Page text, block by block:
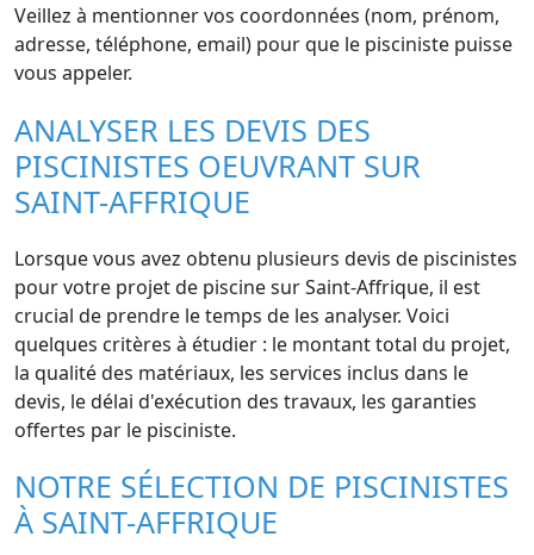
Veillez à mentionner vos coordonnées (nom, prénom,
adresse, téléphone, email) pour que le pisciniste puisse
vous appeler.
ANALYSER LES DEVIS DES
PISCINISTES OEUVRANT SUR
SAINT-AFFRIQUE
Lorsque vous avez obtenu plusieurs devis de piscinistes
pour votre projet de piscine sur Saint-Affrique, il est
crucial de prendre le temps de les analyser. Voici
quelques critères à étudier : le montant total du projet,
la qualité des matériaux, les services inclus dans le
devis, le délai d'exécution des travaux, les garanties
offertes par le pisciniste.
NOTRE SÉLECTION DE PISCINISTES
À SAINT-AFFRIQUE